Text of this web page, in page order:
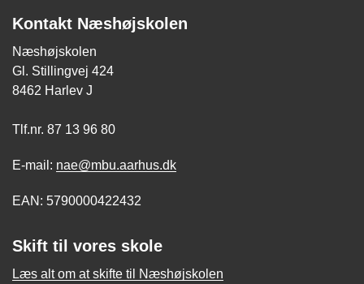
Kontakt Næshøjskolen
Næshøjskolen
Gl. Stillingvej 424
8462 Harlev J
Tlf.nr. 87 13 96 80
E-mail: nae@mbu.aarhus.dk
EAN: 5790000422432
Skift til vores skole
Læs alt om at skifte til Næshøjskolen